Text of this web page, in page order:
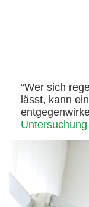
“Wer sich
lässt, kann
Untersuchung